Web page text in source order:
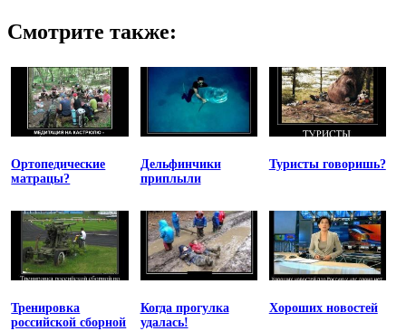
Смотрите также:
Ортопедические
матрацы?
Дельфинчики
приплыли
Туристы говоришь?
Тренировка
российской сборной
Когда прогулка
удалась!
Хороших новостей